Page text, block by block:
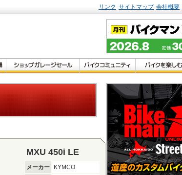
リンク サイトマップ 会社概要
MXU 450i LE
メーカー
KYMCO